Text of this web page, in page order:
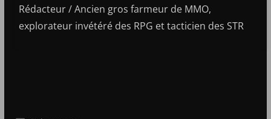
Rédacteur / Ancien gros farmeur de MMO,
explorateur invétéré des RPG et tacticien des STR